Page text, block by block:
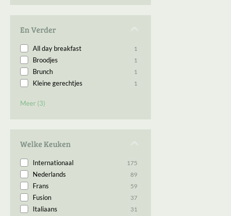
En Verder
Meer (3)
All day breakfast 1
Broodjes 1
Brunch 1
Kleine gerechtjes 1
Snacks
Welke Keuken
Internationaal 175
Nederlands 89
Frans 59
Fusion 37
Italiaans 31